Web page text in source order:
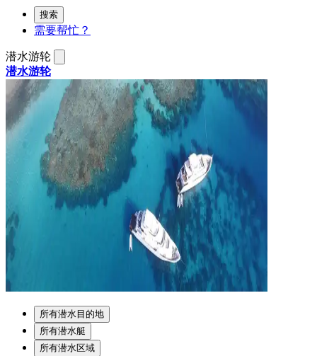
搜索
需要帮忙？
潜水游轮
潜水游轮
所有潜水目的地
所有潜水艇
所有潜水区域